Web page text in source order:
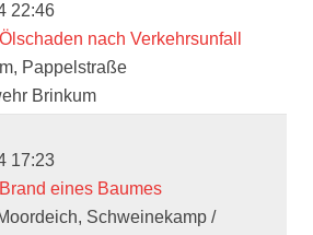
22:46
Ölschaden nach Verkehrsunfall
Pappelstraße
Brinkum
17:23
Brand eines Baumes
Schweinekamp /